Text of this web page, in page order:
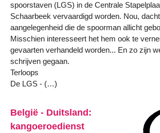
spoorstaven (LGS) in de Centrale
Schaarbeek vervaardigd worden. Nou,
aangelegenheid die de spoorman allicht
Misschien interesseert het hem ook te
gevaarten verhandeld worden... En zo zijn
schrijven gegaan.
Terloops
De LGS - (…)
België - Duitsland:
kangoeroedienst